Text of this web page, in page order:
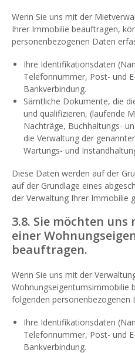
Wenn Sie uns mit der
Ihrer Immobilie beauftragen,
personenbezogenen Daten
Ihre Identifikationsdaten
Telefonnummer, Post- und
Bankverbindung.
Sämtliche Dokumente, die
und qualifizieren, (laufende
Nachträge, Buchhaltungs-
die Verwaltung der
Wartungs- und
Diese Daten werden auf der
auf der Grundlage eines
der Verwaltung Ihrer Immobilie
3.8. Sie möchten
einer
beauftragen.
Wenn Sie uns mit der
Wohnungseigentumsimmobilie
folgenden personenbezogenen
Ihre Identifikationsdaten
Telefonnummer, Post- und
Bankverbindung.